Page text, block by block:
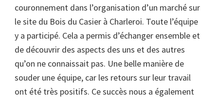
couronnement dans l’organisation d’un marché sur
le site du Bois du Casier à Charleroi. Toute l’équipe
y a participé. Cela a permis d’échanger ensemble et
de découvrir des aspects des uns et des autres
qu’on ne connaissait pas. Une belle manière de
souder une équipe, car les retours sur leur travail
ont été très positifs. Ce succès nous a également